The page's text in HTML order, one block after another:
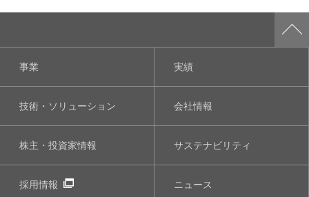
事業 実績
技術・ソリューション 会社情報
株主・投資家情報 サステナビリティ
採用情報 ニュース